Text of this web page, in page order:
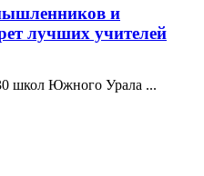
и
лучших учителей
школ Южного Урала ...